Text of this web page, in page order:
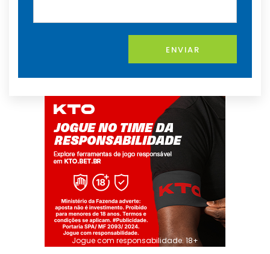
ENVIAR
Jogue com responsabilidade. 18+